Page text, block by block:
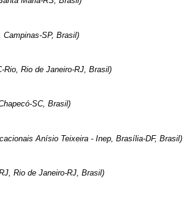
SP, Brasil)
Rio, Rio de Janeiro-RJ, Brasil)
SC, Brasil)
Anísio Teixeira - Inep, Brasília-DF, Brasil)
Rio de Janeiro-RJ, Brasil)